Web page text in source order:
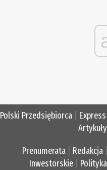
Polski Przedsiębiorca
Prenumerata Redakcja
Inwestorskie|